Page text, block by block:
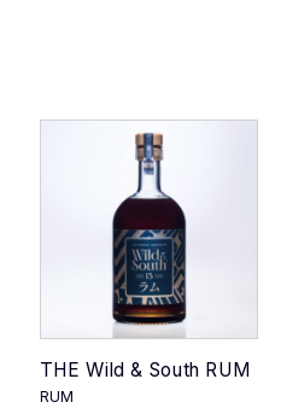
THE Wild & South RUM
RUM